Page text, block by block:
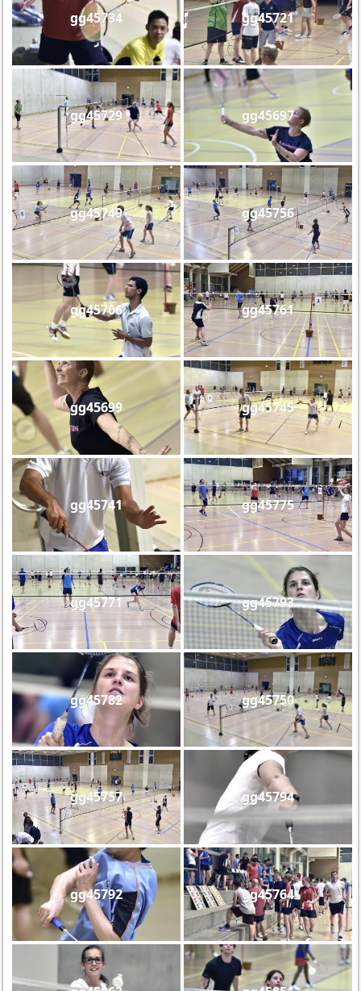
gg45734 gg45721
gg45729 gg45697
gg45749 gg45756
gg45706 gg45761
gg45699 gg45745
gg45741 gg45775
gg45771 gg45793
gg45782 gg45750
gg45757 gg45794
gg45792 gg45764